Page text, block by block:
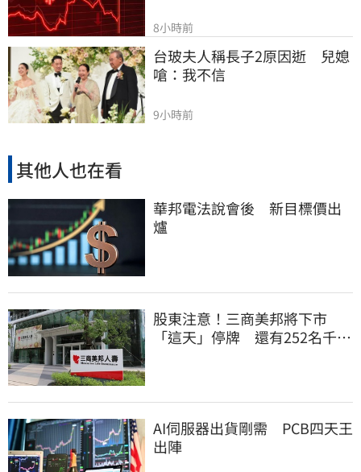
8小時前
台玻夫人稱長子2原因逝　兒媳
嗆：我不信
9小時前
其他人也在看
華邦電法說會後 新目標價出
爐
股東注意！三商美邦將下市
「這天」停牌 還有252名千張
AI伺服器出貨剛需 PCB四天王
出陣